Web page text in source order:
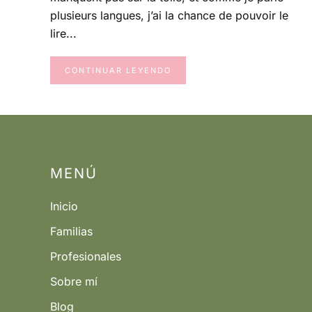
EL
LABORATORIO.
plusieurs langues, j’ai la chance de pouvoir le
lire...
CONTINUAR LEYENDO
MENÚ
Inicio
Familias
Profesionales
Sobre mí
Blog